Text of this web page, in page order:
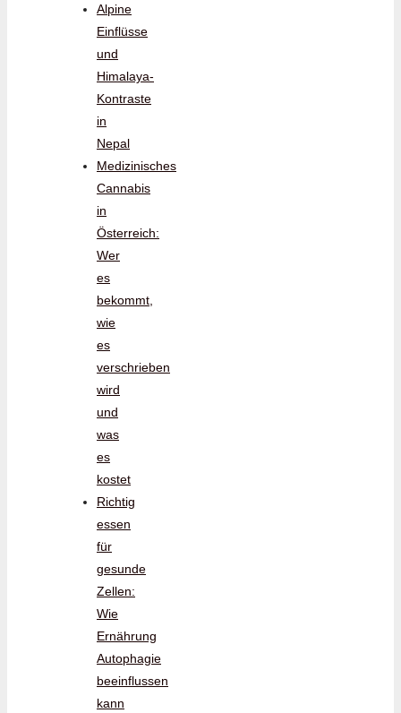
Alpine
Einflüsse
und
Himalaya-
Kontraste
in
Nepal
Medizinisches
Cannabis
in
Österreich:
Wer
es
bekommt,
wie
es
verschrieben
wird
und
was
es
kostet
Richtig
essen
für
gesunde
Zellen:
Wie
Ernährung
Autophagie
beeinflussen
kann